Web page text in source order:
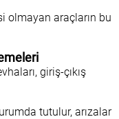
olmayan araçların bu
giriş-çıkış
tutulur, arızalar